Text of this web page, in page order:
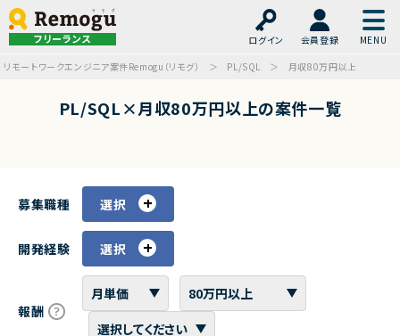
フリーランス ログイン
会員登録
リモートワークエンジニア案件Remogu（リモグ）
PL/SQL 月収80万円以上
PL/SQL×月収80万円以上の案件一覧
募集職種 選択
開発経験 選択
報酬